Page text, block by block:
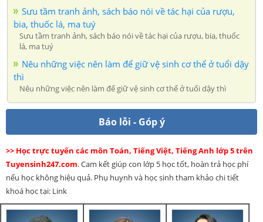
Sưu tầm tranh ảnh, sách báo nói về tác hại của rượu,
bia, thuốc lá, ma tuý
Sưu tầm tranh ảnh, sách báo nói về tác hại của rượu, bia, thuốc
lá, ma tuý
Nêu những việc nên làm để giữ vệ sinh cơ thể ở tuổi dậy
thì
Nêu những việc nên làm để giữ vệ sinh cơ thể ở tuổi dậy thì
Báo lỗi - Góp ý
>> Học trực tuyến các môn Toán, Tiếng Việt, Tiếng Anh lớp 5 trên
Tuyensinh247.com. Cam kết giúp con lớp 5 học tốt, hoàn trả học phí
nếu học không hiệu quả. Phụ huynh và học sinh tham khảo chi tiết
khoá học tại: Link